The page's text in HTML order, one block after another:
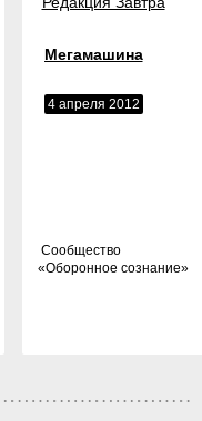
Мегамашина
4 апреля 2012
Cообщество
«Оборонное сознание»